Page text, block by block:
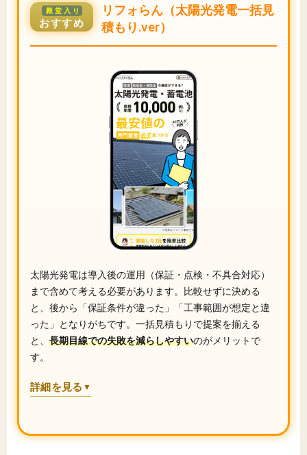
殿堂入り
おすすめ
リフォらん（太陽光発電一括見
積もり.ver）
太陽光発電は導入後の運用（保証・点検・不具合対応）
まで含めて考える必要があります。比較せずに決める
と、後から「保証条件が違った」「工事範囲が想定と違
った」となりがちです。一括見積もりで提案を揃える
と、 長期目線での失敗を減らしやすいのがメリットで
す。
詳細を見る ▼